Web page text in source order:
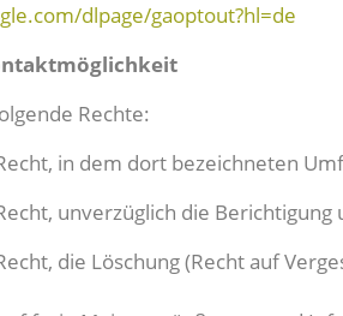
dlpage/gaoptout?hl=de
Rechte:
in dem dort bezeichneten
unverzüglich die
die Löschung (Recht auf